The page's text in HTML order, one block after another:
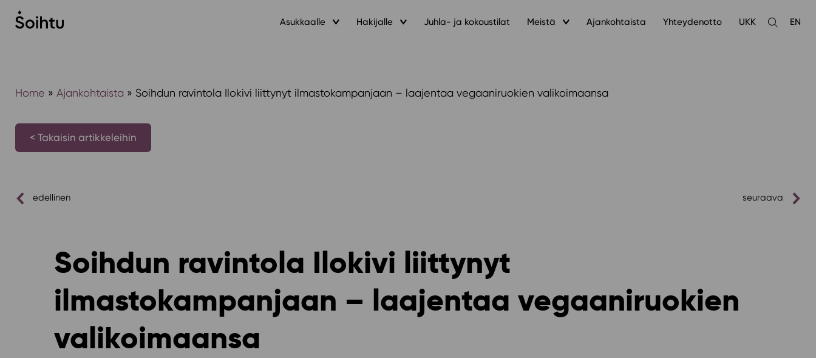
Siirry
sisältöön
Asukkaalle Hakijalle Juhla- ja kokoustilat Meistä Ajankohtaista Yhteydenotto UKK
Avaa
EN
Home » Ajankohtaista » Soihdun ravintola Ilokivi liittynyt ilmastokampanjaan – laajentaa vegaaniruokien valikoimaansa
< Takaisin artikkeleihin
edellinen seuraava
Soihdun ravintola Ilokivi liittynyt
ilmastokampanjaan – laajentaa vegaaniruokien
valikoimaansa